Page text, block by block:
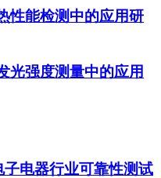
性能检测中的应用研
光强度测量中的应用
电器行业可靠性测试